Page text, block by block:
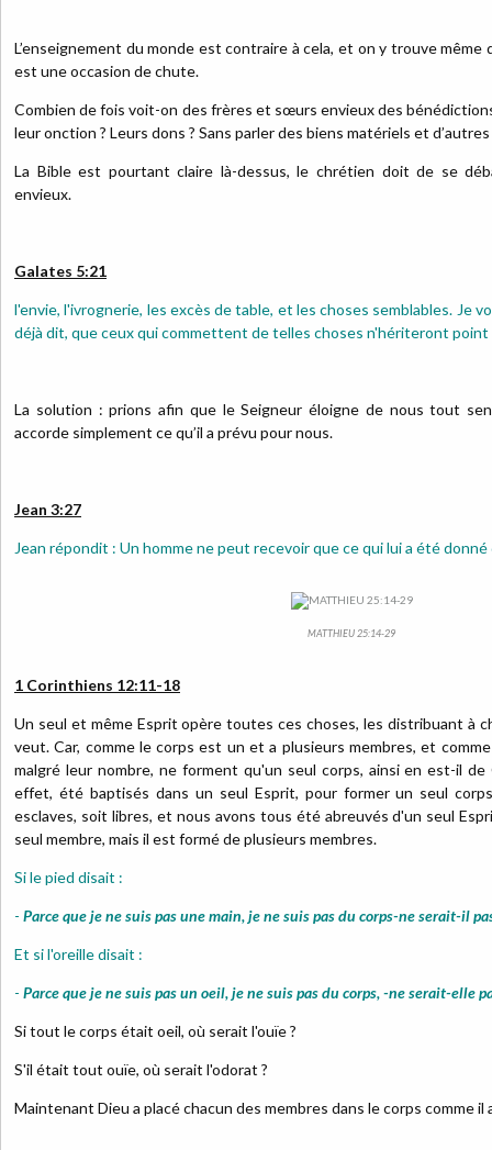
L’enseignement du monde est contraire à cela, et on y trouve même
est une occasion de chute.
Combien de fois voit-on des frères et sœurs envieux des
leur onction ? Leurs dons ? Sans parler des biens matériels et
La Bible est pourtant claire là-dessus, le chrétien doit de se
envieux.
Galates 5:21
l'envie, l'ivrognerie, les excès de table, et les choses semblables. Je
déjà dit, que ceux qui commettent de telles choses n'hériteront point
La solution : prions afin que le Seigneur éloigne de nous tout
accorde simplement ce qu’il a prévu pour nous.
Jean 3:27
Jean répondit : Un homme ne peut recevoir que ce qui lui a été donné
MATTHIEU 25:14-29
1 Corinthiens 12:11-18
Un seul et même Esprit opère toutes ces choses, les distribuant à
veut. Car, comme le corps est un et a plusieurs membres, et
malgré leur nombre, ne forment qu'un seul corps, ainsi en est-il
effet, été baptisés dans un seul Esprit, pour former un seul
esclaves, soit libres, et nous avons tous été abreuvés d'un seul
seul membre, mais il est formé de plusieurs membres.
Si le pied disait :
- Parce que je ne suis pas une main, je ne suis pas du corps-ne serait-il
Et si l'oreille disait :
- Parce que je ne suis pas un oeil, je ne suis pas du corps, -ne serait-elle
Si tout le corps était oeil, où serait l'ouïe ?
S'il était tout ouïe, où serait l'odorat ?
Maintenant Dieu a placé chacun des membres dans le corps comme il